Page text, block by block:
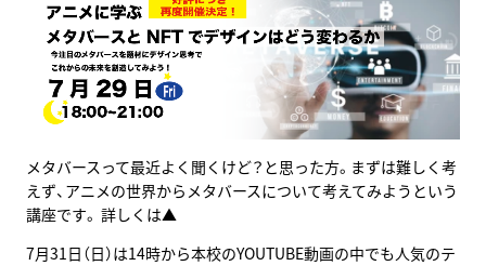
メタバースって最近よく聞くけど？と思った方。まずは難しく考
えず、アニメの世界からメタバースについて考えてみようという
講座です。 詳しくは▲
7月31日（日）は14時から本校のYOUTUBE動画の中でも人気のテ